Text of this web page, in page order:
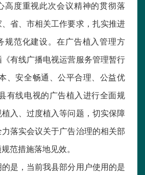
度重视此次会议精神的贯彻落
省、市相关工作要求，扎实推进
规范化建设。在广告植入管理方
有线广播电视运营服务管理暂行
、安全畅通、公平合理、公益优
有线电视的广告植入进行全面规
入、过度植入等问题，切实保障
落实会议关于广告治理的相关部
范措施落地见效。
，当前我县部分用户使用的是